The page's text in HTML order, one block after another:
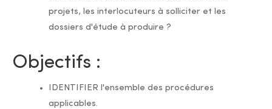
projets, les interlocuteurs à solliciter et les
dossiers d'étude à produire ?
Objectifs :
IDENTIFIER l'ensemble des procédures
applicables.